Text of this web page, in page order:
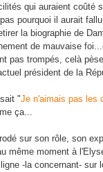
qui auraient coûté
pourquoi il aurait
la biographie de
de mauvaise
pas trompés, celà
président de la
"Je n'aimais pas les
ça...
sur son rôle, son
même moment à
-la concernant- sur